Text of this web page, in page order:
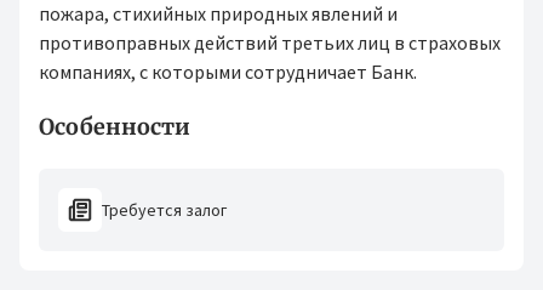
пожара, стихийных природных явлений и
противоправных действий третьих лиц в страховых
компаниях, с которыми сотрудничает Банк.
Особенности
Требуется залог